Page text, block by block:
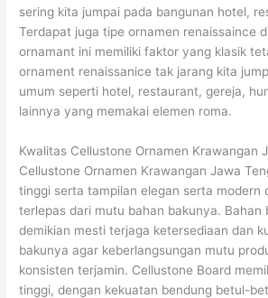
sering kita jumpai pada bangunan hotel,
Terdapat juga tipe ornamen renaissaince
ornamant ini memiliki faktor yang klasik
ornament renaissanice tak jarang kita
umum seperti hotel, restaurant, gereja,
lainnya yang memakai elemen roma.
Kwalitas Cellustone Ornamen Krawangan
Cellustone Ornamen Krawangan Jawa
tinggi serta tampilan elegan serta modern
terlepas dari mutu bahan bakunya. Bahan
demikian mesti terjaga ketersediaan dan
bakunya agar keberlangsungan mutu
konsisten terjamin. Cellustone Board
tinggi, dengan kekuatan bendung betul-